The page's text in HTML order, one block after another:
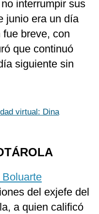
interrumpir sus
junio era un día
breve, con
que continuó
siguiente sin
virtual: Dina
Boluarte
del exjefe del
a quien calificó